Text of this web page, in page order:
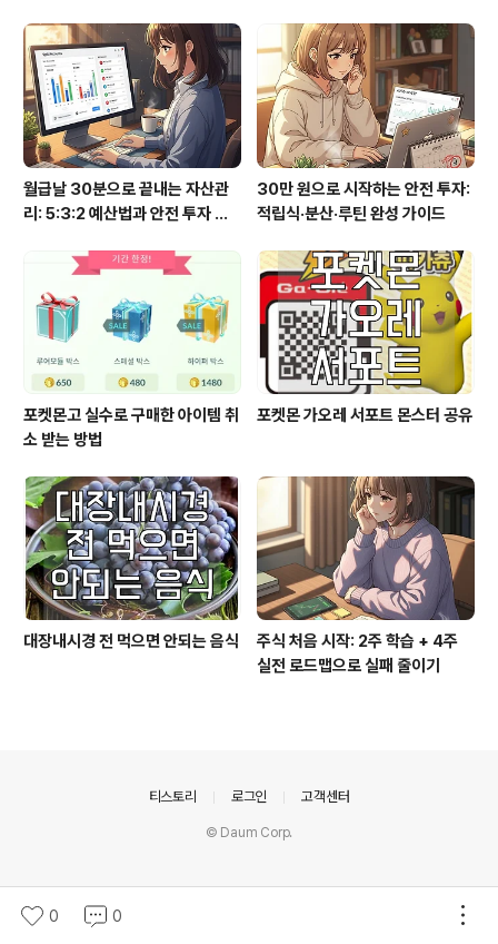
월급날 30분으로 끝내는 자산관
리: 5:3:2 예산법과 안전 투자 루
30만 원으로 시작하는 안전 투자:
적립식·분산·루틴 완성 가이드
포켓몬고 실수로 구매한 아이템 취
소 받는 방법
포켓몬 가오레 서포트 몬스터 공유
대장내시경 전 먹으면 안되는 음식
주식 처음 시작: 2주 학습 + 4주
실전 로드맵으로 실패 줄이기
0 0
티스토리 로그인 고객센터
© Daum Corp.